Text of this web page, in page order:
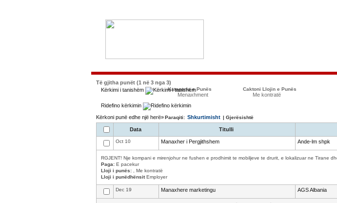
Të gjitha punët (1 në 3 nga 3)
Kërkimi i tanishëm
Kategoria e Punës
Menaxhment
Caktoni Llojin e Punës
Me kontratë
Ridefino kërkimin
Kërkoni punë edhe një herë»Paraqiti: Shkurtimisht | Gjerësishtë
Data Titulli
Oct 10 Manaxher i Pergjithshem Ande-lm shpk
RGJENT! Nje kompani e mirenjohur ne fushen e prodhimit te mobiljeve te drurit, e lokalizuar ne Tirane
Paga: E pacekur
Lloji i punës: , Me kontratë
Lloji i punëdhënsitEmployer
Dec 19 Manaxhere marketingu AGS Albania